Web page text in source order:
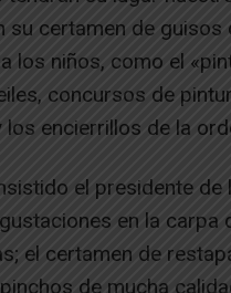
su certamen de
los niños, como el
concursos de
encierrillos de la
el presidente de
en la carpa
el certamen de
de mucha